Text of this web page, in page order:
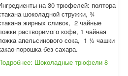
на 30 трюфелей: полтора
шоколадной стружки, ¾
жирных сливок, 2 чайные
растворимого кофе, 1 чайная
апельсинового сока, 1 ½ чашки
порошка без сахара.
Шоколадные трюфели 8